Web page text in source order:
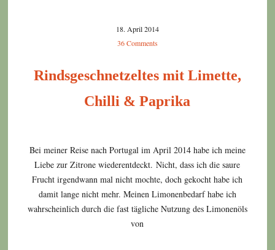
18. April 2014
36 Comments
Rindsgeschnetzeltes mit Limette,
Chilli & Paprika
Bei meiner Reise nach Portugal im April 2014 habe ich meine
Liebe zur Zitrone wiederentdeckt. Nicht, dass ich die saure
Frucht irgendwann mal nicht mochte, doch gekocht habe ich
damit lange nicht mehr. Meinen Limonenbedarf habe ich
wahrscheinlich durch die fast tägliche Nutzung des Limonenöls
von